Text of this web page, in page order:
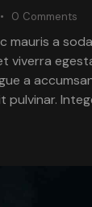
0 Comments
mauris a
viverra
a
pulvinar.